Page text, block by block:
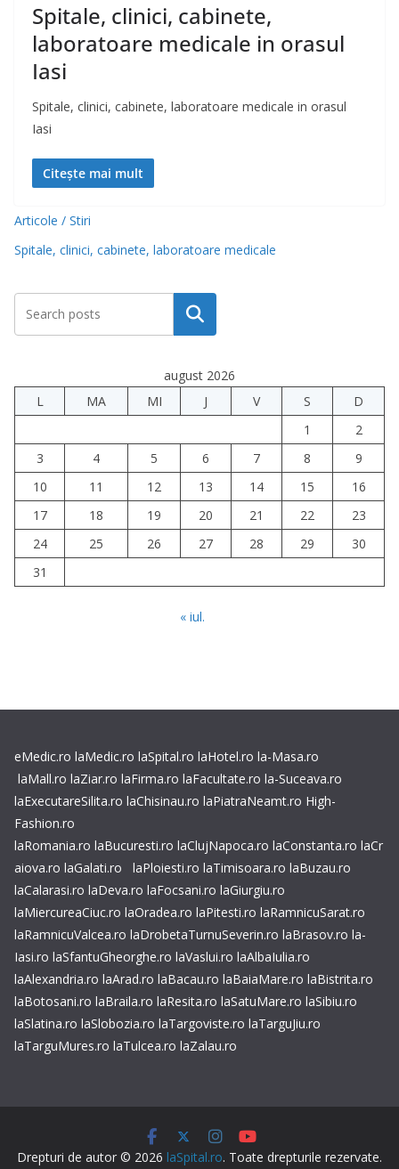
Spitale, clinici, cabinete,
laboratoare medicale in orasul
Iasi
Spitale, clinici, cabinete, laboratoare medicale in orasul
Iasi
Citește mai mult
Articole / Stiri
Spitale, clinici, cabinete, laboratoare medicale
Caută
august 2026
L
MA MI J V S
D
1
2
3
4 5 6 7 8
9
10
11 12 13 14 15
16
17
18 19 20 21 22
23
24
25 26 27 28 29
30
31
« iul.
eMedic.ro laMedic.ro laSpital.ro laHotel.ro la-Masa.ro
laMall.ro laZiar.ro laFirma.ro laFacultate.ro la-Suceava.ro
laExecutareSilita.ro laChisinau.ro laPiatraNeamt.ro High-
Fashion.ro
laRomania.ro laBucuresti.ro laClujNapoca.ro laConstanta.ro laCr
aiova.ro laGalati.ro laPloiesti.ro laTimisoara.ro laBuzau.ro
laCalarasi.ro laDeva.ro laFocsani.ro laGiurgiu.ro
laMiercureaCiuc.ro laOradea.ro laPitesti.ro laRamnicuSarat.ro
laRamnicuValcea.ro laDrobetaTurnuSeverin.ro laBrasov.ro la-
Iasi.ro laSfantuGheorghe.ro laVaslui.ro laAlbaIulia.ro
laAlexandria.ro laArad.ro laBacau.ro laBaiaMare.ro laBistrita.ro
laBotosani.ro laBraila.ro laResita.ro laSatuMare.ro laSibiu.ro
laSlatina.ro laSlobozia.ro laTargoviste.ro laTarguJiu.ro
laTarguMures.ro laTulcea.ro laZalau.ro
Drepturi de autor © 2026 laSpital.ro. Toate drepturile rezervate.